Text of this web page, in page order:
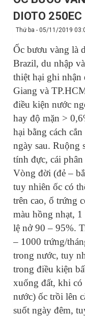
DIOTO
Thứ ba - 05/11/2019
Ốc bươu vàng là
Brazil, du nhập
thiệt hại ghi nhận
Giang và
điều kiện nước
hay độ mặn >
hại bằng cách
ngày sau. Ruộng
tính đực, cái
Vòng đời (đẻ –
tuy nhiên ốc có
trên cao, ổ trứng
màu hồng nhạt,
lệ nở 90 – 95%.
– 1000 trứng/
trong nước, tuy
trong điều kiện
xuống đất, khi
nước) ốc trồi lên
suốt ngày đêm,